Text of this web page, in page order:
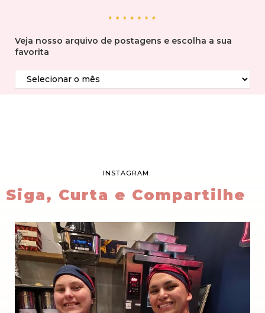
Veja nosso arquivo de postagens e escolha a sua
favorita
INSTAGRAM
Siga, Curta e Compartilhe